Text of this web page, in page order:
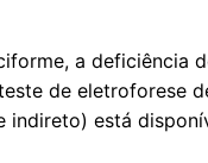
a deficiência
de eletroforese
está